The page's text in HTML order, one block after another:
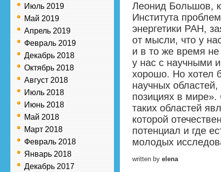
Июль 2019
Май 2019
Апрель 2019
Февраль 2019
Декабрь 2018
Октябрь 2018
Август 2018
Июль 2018
Июнь 2018
Май 2018
Март 2018
Февраль 2018
Январь 2018
Декабрь 2017
Леонид Большов,
Института
энергетики РАН,
от мысли, что у
и в то же время
у нас с научными
хорошо. Но хотел
научных
позициях в
таких областей
которой
потенциал и где
молодых
written by elena